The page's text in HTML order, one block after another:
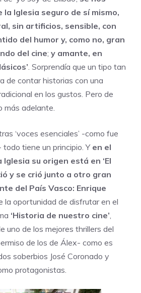
la Iglesia seguro de sí mismo,
sin artificios, sensible, con
del humor y, como no, gran
del cine; y amante, en
. Sorprendía que un tipo tan
de contar historias con una
en los gustos. Pero de
más adelante.
‘voces esenciales’ -como fue
tiene un principio. Y en el
su origen está en ‘El
y se crió junto a otro gran
del País Vasco: Enrique
la oportunidad de disfrutar en el
‘Historia de nuestro cine’
uno de los mejores thrillers del
de los de Álex- como es
soberbios José Coronado y
protagonistas.